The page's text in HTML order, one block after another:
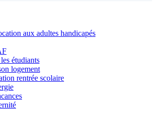
aux adultes handicapés
étudiants
logement
rentrée scolaire